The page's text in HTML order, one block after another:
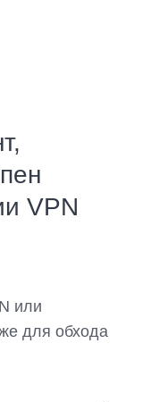
VPN
или
для обхода